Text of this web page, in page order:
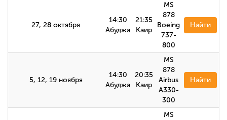
27, 28 октября
14:30
Абуджа
21:35
Каир
MS
878
Boeing
737-
800
Найти
5, 12, 19 ноября
14:30
Абуджа
20:35
Каир
MS
878
Airbus
А330-
300
Найти
MS